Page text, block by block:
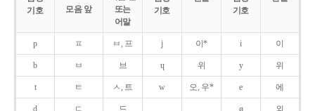
기호
기호
기호
모음 앞
또는
어말
p ㅍ ㅂ, 프 j 이* i 이
b ㅂ 브 ɥ 위 y 위
t ㅌ ㅅ, 트 w 오, 우* e 에
d ㄷ 드 ø 외